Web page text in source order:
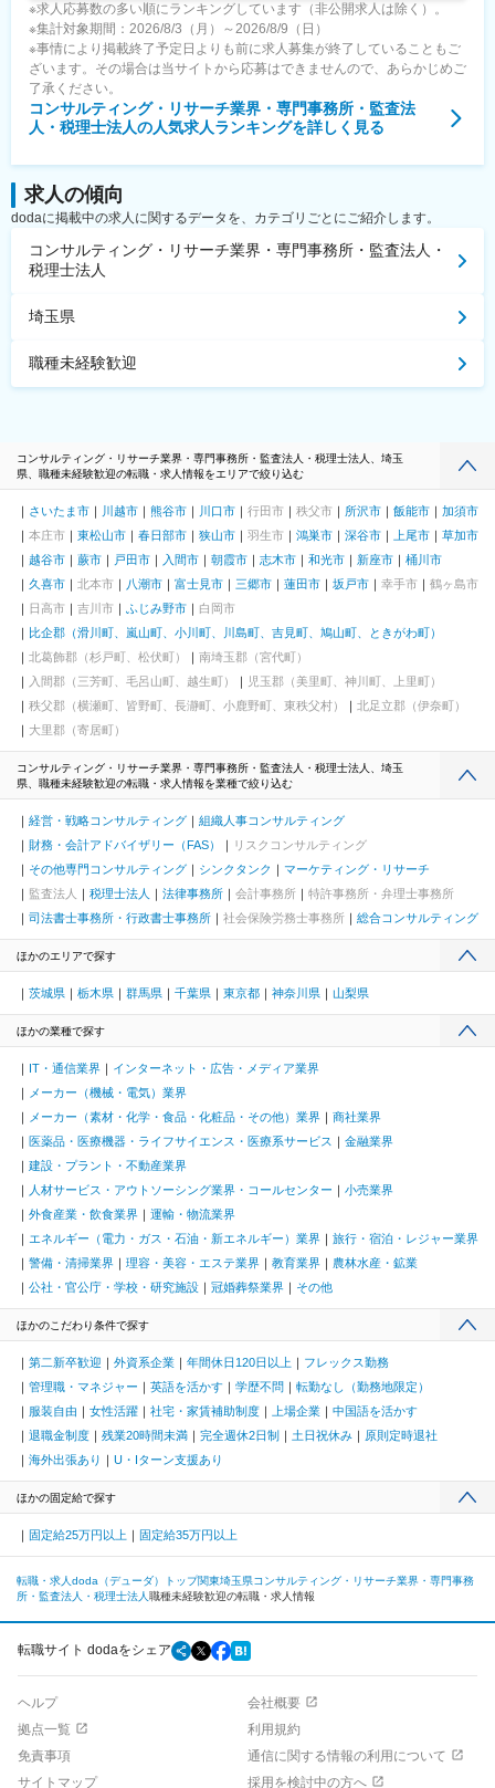
※求人応募数の多い順にランキングしています（非公開求人は除く）。
※集計対象期間：2026/8/3（月）～2026/8/9（日）
※事情により掲載終了予定日よりも前に求人募集が終了していることもご
ざいます。その場合は当サイトから応募はできませんので、あらかじめご
了承ください。
コンサルティング・リサーチ業界・専門事務所・監査法
人・税理士法人の人気求人ランキングを詳しく見る
求人の傾向
dodaに掲載中の求人に関するデータを、カテゴリごとにご紹介します。
コンサルティング・リサーチ業界・専門事務所・監査法人・
税理士法人
埼玉県
職種未経験歓迎
コンサルティング・リサーチ業界・専門事務所・監査法人・税理士法人、埼玉
県、職種未経験歓迎の転職・求人情報をエリアで絞り込む
さいたま市 川越市 熊谷市 川口市 行田市 秩父市 所沢市 飯能市
加須市
本庄市
東松山市 春日部市 狭山市 羽生市 鴻巣市 深谷市 上尾市
草加市
越谷市
蕨市 戸田市 入間市 朝霞市 志木市 和光市 新座市
桶川市
久喜市
北本市 八潮市 富士見市 三郷市 蓮田市 坂戸市 幸手市
鶴ヶ島市
日高市
吉川市 ふじみ野市
白岡市
比企郡（滑川町、嵐山町、小川町、川島町、吉見町、鳩山町、ときがわ町）
北葛飾郡（杉戸町、松伏町）
南埼玉郡（宮代町）
入間郡（三芳町、毛呂山町、越生町）
児玉郡（美里町、神川町、上里町）
秩父郡（横瀬町、皆野町、長瀞町、小鹿野町、東秩父村）
北足立郡（伊奈町）
大里郡（寄居町）
コンサルティング・リサーチ業界・専門事務所・監査法人・税理士法人、埼玉
県、職種未経験歓迎の転職・求人情報を業種で絞り込む
経営・戦略コンサルティング
組織人事コンサルティング
財務・会計アドバイザリー（FAS）
リスクコンサルティング
その他専門コンサルティング
シンクタンク
マーケティング・リサーチ
監査法人
税理士法人 法律事務所 会計事務所
特許事務所・弁理士事務所
司法書士事務所・行政書士事務所
社会保険労務士事務所 総合コンサルティング
ほかのエリアで探す
茨城県 栃木県 群馬県 千葉県 東京都 神奈川県 山梨県
ほかの業種で探す
IT・通信業界
インターネット・広告・メディア業界
メーカー（機械・電気）業界
メーカー（素材・化学・食品・化粧品・その他）業界
商社業界
医薬品・医療機器・ライフサイエンス・医療系サービス
金融業界
建設・プラント・不動産業界
人材サービス・アウトソーシング業界・コールセンター
小売業界
外食産業・飲食業界
運輸・物流業界
エネルギー（電力・ガス・石油・新エネルギー）業界
旅行・宿泊・レジャー業界
警備・清掃業界
理容・美容・エステ業界 教育業界
農林水産・鉱業
公社・官公庁・学校・研究施設
冠婚葬祭業界 その他
ほかのこだわり条件で探す
第二新卒歓迎 外資系企業 年間休日120日以上
フレックス勤務
管理職・マネジャー
英語を活かす 学歴不問
転勤なし（勤務地限定）
服装自由
女性活躍 社宅・家賃補助制度 上場企業
中国語を活かす
退職金制度
残業20時間未満 完全週休2日制 土日祝休み
原則定時退社
海外出張あり
U・Iターン支援あり
ほかの固定給で探す
固定給25万円以上 固定給35万円以上
転職・求人doda（デューダ）トップ関東埼玉県コンサルティング・リサーチ業界・専門事務
所・監査法人・税理士法人職種未経験歓迎の転職・求人情報
転職サイト dodaをシェア
ヘルプ
会社概要
拠点一覧
利用規約
免責事項
通信に関する情報の利用について
サイトマップ
採用を検討中の方へ